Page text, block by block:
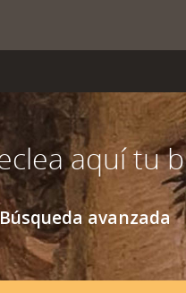
Búsqueda avanzada